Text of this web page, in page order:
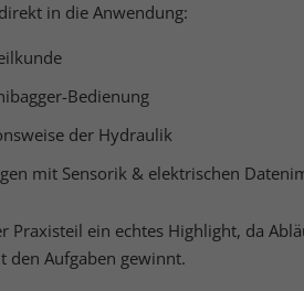
in die Anwendung:
Bedienung
der Hydraulik
mit Sensorik & elektrischen
Praxisteil ein echtes Highlight, da
den Aufgaben gewinnt.
Informationen anzeigen